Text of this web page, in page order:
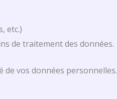
etc.)
de traitement des données.
vos données personnelles.